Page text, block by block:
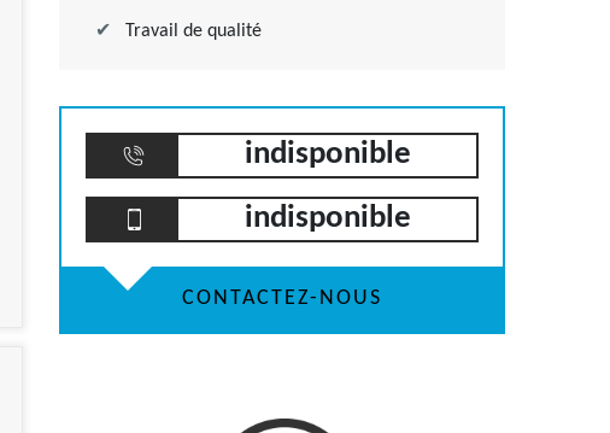
Travail de qualité
indisponible
indisponible
CONTACTEZ-NOUS